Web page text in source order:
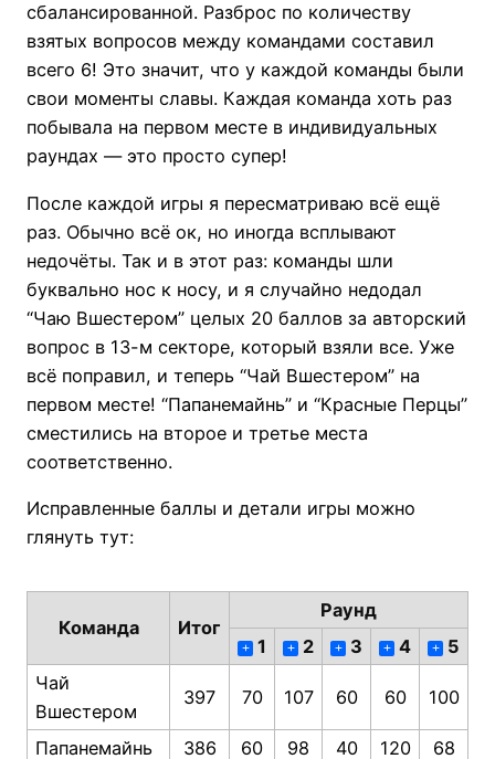
сбалансированной. Разброс по количеству
взятых вопросов между командами составил
всего 6! Это значит, что у каждой команды были
свои моменты славы. Каждая команда хоть раз
побывала на первом месте в индивидуальных
раундах — это просто супер!
После каждой игры я пересматриваю всё ещё
раз. Обычно всё ок, но иногда всплывают
недочёты. Так и в этот раз: команды шли
буквально нос к носу, и я случайно недодал
“Чаю Вшестером” целых 20 баллов за авторский
вопрос в 13-м секторе, который взяли все. Уже
всё поправил, и теперь “Чай Вшестером” на
первом месте! “Папанемайнь” и “Красные Перцы”
сместились на второе и третье места
соответственно.
Исправленные баллы и детали игры можно
глянуть тут:
Команда Итог
Раунд
+ 1 + 2 + 3 + 4 +
5
Чай
Вшестером
397 70 107 60 60 100
Папанемайнь 386 60 98 40 120
68